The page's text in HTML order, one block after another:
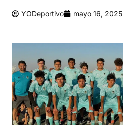
YODeportivo mayo 16, 2025